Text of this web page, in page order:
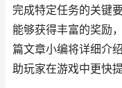
完成特定任务的关键
能够获得丰富的奖励
篇文章小编将详细介
助玩家在游戏中更快